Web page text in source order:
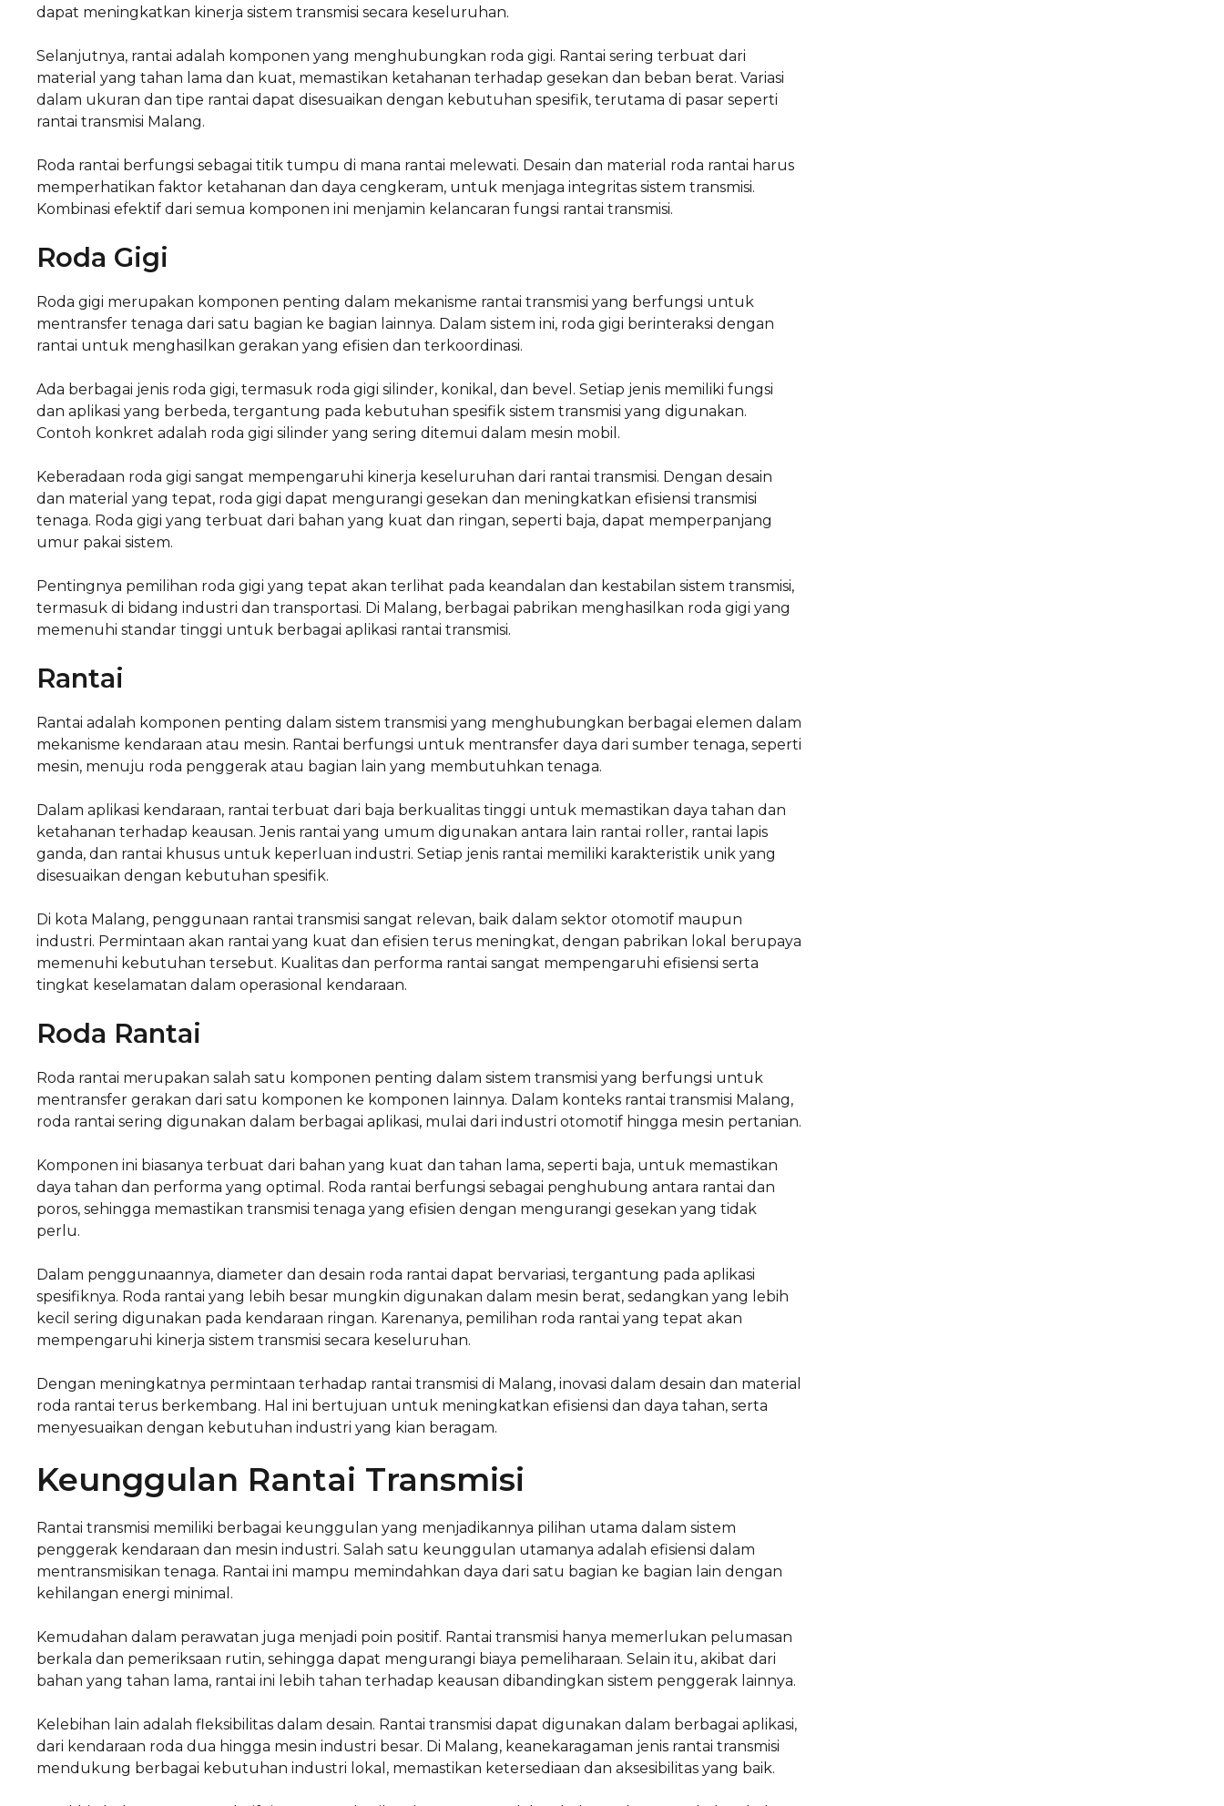
dapat meningkatkan kinerja sistem transmisi secara keseluruhan.
Selanjutnya, rantai adalah komponen yang menghubungkan roda gigi. Rantai sering terbuat dari
material yang tahan lama dan kuat, memastikan ketahanan terhadap gesekan dan beban berat. Variasi
dalam ukuran dan tipe rantai dapat disesuaikan dengan kebutuhan spesifik, terutama di pasar seperti
rantai transmisi Malang.
Roda rantai berfungsi sebagai titik tumpu di mana rantai melewati. Desain dan material roda rantai harus
memperhatikan faktor ketahanan dan daya cengkeram, untuk menjaga integritas sistem transmisi.
Kombinasi efektif dari semua komponen ini menjamin kelancaran fungsi rantai transmisi.
Roda Gigi
Roda gigi merupakan komponen penting dalam mekanisme rantai transmisi yang berfungsi untuk
mentransfer tenaga dari satu bagian ke bagian lainnya. Dalam sistem ini, roda gigi berinteraksi dengan
rantai untuk menghasilkan gerakan yang efisien dan terkoordinasi.
Ada berbagai jenis roda gigi, termasuk roda gigi silinder, konikal, dan bevel. Setiap jenis memiliki fungsi
dan aplikasi yang berbeda, tergantung pada kebutuhan spesifik sistem transmisi yang digunakan.
Contoh konkret adalah roda gigi silinder yang sering ditemui dalam mesin mobil.
Keberadaan roda gigi sangat mempengaruhi kinerja keseluruhan dari rantai transmisi. Dengan desain
dan material yang tepat, roda gigi dapat mengurangi gesekan dan meningkatkan efisiensi transmisi
tenaga. Roda gigi yang terbuat dari bahan yang kuat dan ringan, seperti baja, dapat memperpanjang
umur pakai sistem.
Pentingnya pemilihan roda gigi yang tepat akan terlihat pada keandalan dan kestabilan sistem transmisi,
termasuk di bidang industri dan transportasi. Di Malang, berbagai pabrikan menghasilkan roda gigi yang
memenuhi standar tinggi untuk berbagai aplikasi rantai transmisi.
Rantai
Rantai adalah komponen penting dalam sistem transmisi yang menghubungkan berbagai elemen dalam
mekanisme kendaraan atau mesin. Rantai berfungsi untuk mentransfer daya dari sumber tenaga, seperti
mesin, menuju roda penggerak atau bagian lain yang membutuhkan tenaga.
Dalam aplikasi kendaraan, rantai terbuat dari baja berkualitas tinggi untuk memastikan daya tahan dan
ketahanan terhadap keausan. Jenis rantai yang umum digunakan antara lain rantai roller, rantai lapis
ganda, dan rantai khusus untuk keperluan industri. Setiap jenis rantai memiliki karakteristik unik yang
disesuaikan dengan kebutuhan spesifik.
Di kota Malang, penggunaan rantai transmisi sangat relevan, baik dalam sektor otomotif maupun
industri. Permintaan akan rantai yang kuat dan efisien terus meningkat, dengan pabrikan lokal berupaya
memenuhi kebutuhan tersebut. Kualitas dan performa rantai sangat mempengaruhi efisiensi serta
tingkat keselamatan dalam operasional kendaraan.
Roda Rantai
Roda rantai merupakan salah satu komponen penting dalam sistem transmisi yang berfungsi untuk
mentransfer gerakan dari satu komponen ke komponen lainnya. Dalam konteks rantai transmisi Malang,
roda rantai sering digunakan dalam berbagai aplikasi, mulai dari industri otomotif hingga mesin pertanian.
Komponen ini biasanya terbuat dari bahan yang kuat dan tahan lama, seperti baja, untuk memastikan
daya tahan dan performa yang optimal. Roda rantai berfungsi sebagai penghubung antara rantai dan
poros, sehingga memastikan transmisi tenaga yang efisien dengan mengurangi gesekan yang tidak
perlu.
Dalam penggunaannya, diameter dan desain roda rantai dapat bervariasi, tergantung pada aplikasi
spesifiknya. Roda rantai yang lebih besar mungkin digunakan dalam mesin berat, sedangkan yang lebih
kecil sering digunakan pada kendaraan ringan. Karenanya, pemilihan roda rantai yang tepat akan
mempengaruhi kinerja sistem transmisi secara keseluruhan.
Dengan meningkatnya permintaan terhadap rantai transmisi di Malang, inovasi dalam desain dan material
roda rantai terus berkembang. Hal ini bertujuan untuk meningkatkan efisiensi dan daya tahan, serta
menyesuaikan dengan kebutuhan industri yang kian beragam.
Keunggulan Rantai Transmisi
Rantai transmisi memiliki berbagai keunggulan yang menjadikannya pilihan utama dalam sistem
penggerak kendaraan dan mesin industri. Salah satu keunggulan utamanya adalah efisiensi dalam
mentransmisikan tenaga. Rantai ini mampu memindahkan daya dari satu bagian ke bagian lain dengan
kehilangan energi minimal.
Kemudahan dalam perawatan juga menjadi poin positif. Rantai transmisi hanya memerlukan pelumasan
berkala dan pemeriksaan rutin, sehingga dapat mengurangi biaya pemeliharaan. Selain itu, akibat dari
bahan yang tahan lama, rantai ini lebih tahan terhadap keausan dibandingkan sistem penggerak lainnya.
Kelebihan lain adalah fleksibilitas dalam desain. Rantai transmisi dapat digunakan dalam berbagai aplikasi,
dari kendaraan roda dua hingga mesin industri besar. Di Malang, keanekaragaman jenis rantai transmisi
mendukung berbagai kebutuhan industri lokal, memastikan ketersediaan dan aksesibilitas yang baik.